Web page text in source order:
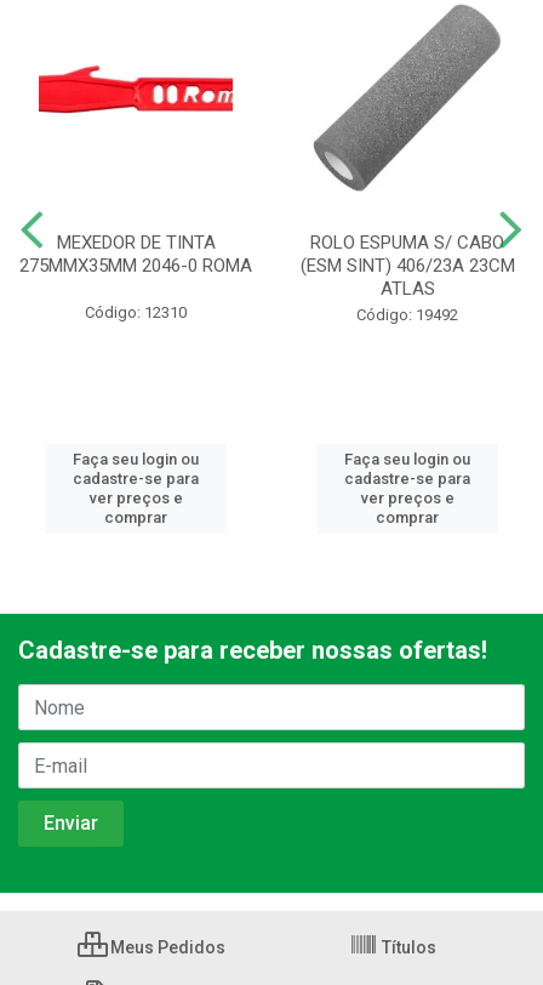
MEXEDOR DE TINTA
275MMX35MM 2046-0 ROMA
Código: 12310
Faça seu login ou
cadastre-se para
ver preços e
comprar
ROLO ESPUMA S/ CABO
(ESM SINT) 406/23A 23CM
ATLAS
Código: 19492
Faça seu login ou
cadastre-se para
ver preços e
comprar
Cadastre-se para receber nossas ofertas!
Meus Pedidos Títulos